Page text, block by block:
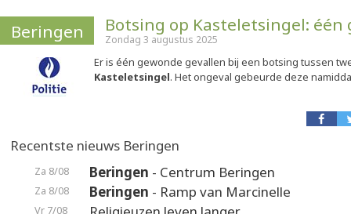
Beringen Botsing op Kasteletsingel: één
Zondag 3 augustus 2025
Er is één gewonde gevallen bij een botsing tussen
Kasteletsingel. Het ongeval gebeurde deze
Recentste nieuws Beringen
Za 8/08 Beringen - Centrum Beringen
Za 8/08 Beringen - Ramp van Marcinelle
Vr 7/08